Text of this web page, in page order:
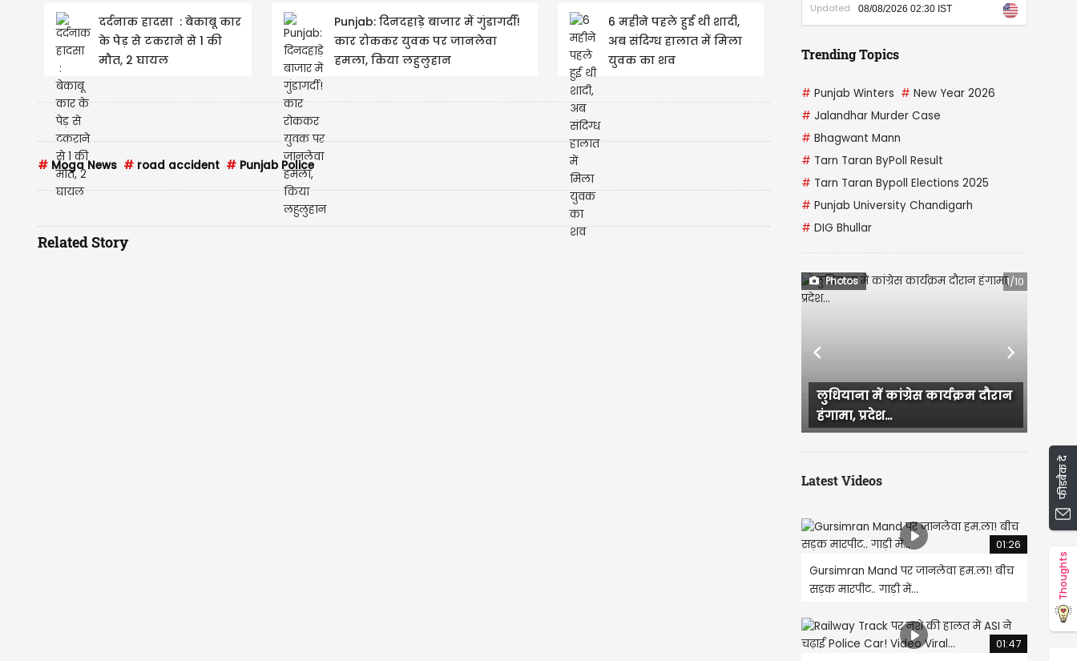
दर्दनाक हादसा : बेकाबू कार
के पेड़ से टकराने से 1 की
मौत, 2 घायल
Punjab: दिनदहाड़े बाजार में गुंडागर्दी!
कार रोककर युवक पर जानलेवा
हमला, किया लहुलुहान
6 महीने पहले हुई थी शादी,
अब संदिग्ध हालात में मिला
युवक का शव
# Moga News # road accident # Punjab Police
Related Story
Updated 08/08/2026 02:30 IST
Trending Topics
# Punjab Winters # New Year 2026
# Jalandhar Murder Case
# Bhagwant Mann
# Tarn Taran ByPoll Result
# Tarn Taran Bypoll Elections 2025
# Punjab University Chandigarh
# DIG Bhullar
Photos 1/10
लुधियाना में कांग्रेस कार्यक्रम दौरान
Ludhiana में आज सुबह
Previous Next
Latest Videos
01:26
Gursimran Mand पर जानलेवा हम.ला! बीच
सड़क मारपीट.. गाड़ी में...
01:47
फीडबैक दें
Thoughts